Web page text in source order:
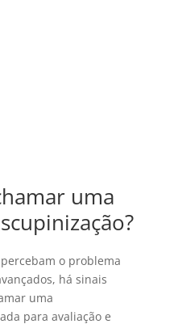
uma
o problema
há sinais
uma
para avaliação e